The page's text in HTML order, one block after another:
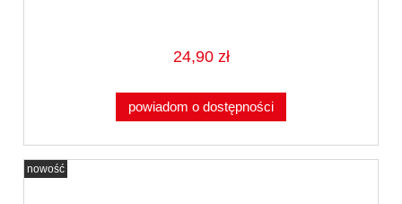
24,90 zł
powiadom o dostępności
nowość